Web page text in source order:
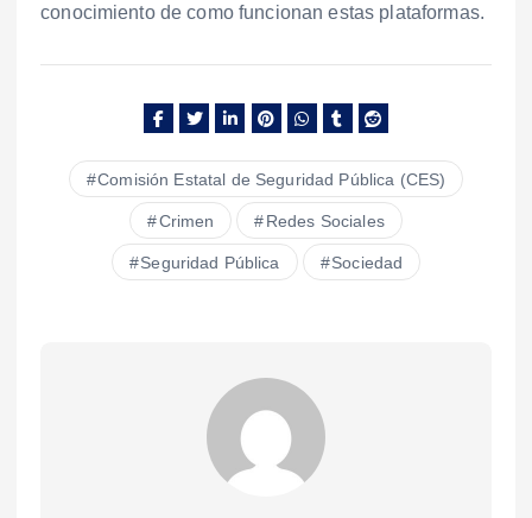
conocimiento de como funcionan estas plataformas.
Comisión Estatal de Seguridad Pública (CES)
Crimen Redes Sociales
Seguridad Pública Sociedad